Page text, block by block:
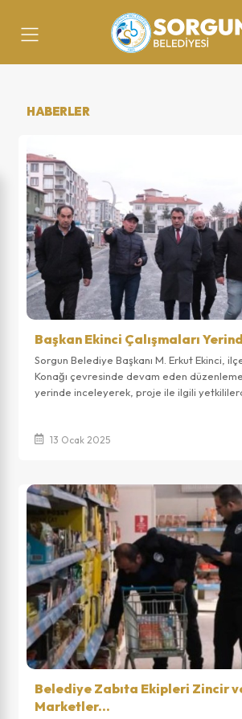
HABERLER
Başkan Ekinci Çalışmaları
Sorgun Belediye Başkanı M. Erkut Ekinci,
Konağı çevresinde devam eden düzenleme
yerinde inceleyerek, proje ile ilgili
13 Ocak 2025
Belediye Zabıta Ekipleri Zincir
Marketler...